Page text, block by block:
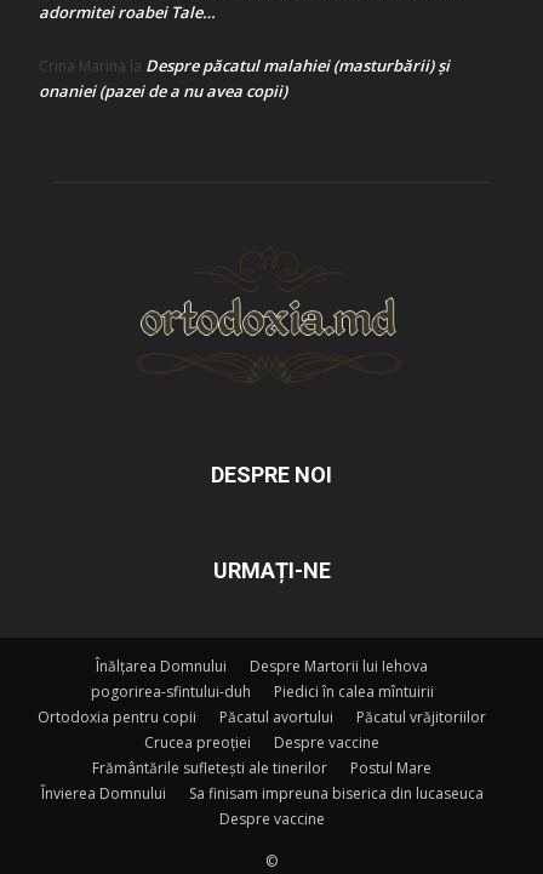
adormitei roabei Tale…
Crina Marina la Despre păcatul malahiei (masturbării) şi
onaniei (pazei de a nu avea copii)
DESPRE NOI
URMAȚI-NE
Înălțarea Domnului
Despre Martorii lui Iehova
pogorirea-sfintului-duh
Piedici în calea mîntuirii
Ortodoxia pentru copii
Păcatul avortului
Păcatul vrăjitoriilor
Crucea preoției
Despre vaccine
Frământările sufletești ale tinerilor
Postul Mare
Învierea Domnului
Sa finisam impreuna biserica din lucaseuca
Despre vaccine
©